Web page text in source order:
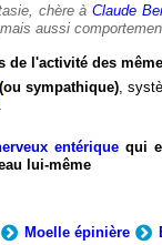
chère àClaude
aussi
de l'activité des
(ou sympathique),
entérique qui
lui-même
Moelle épinière